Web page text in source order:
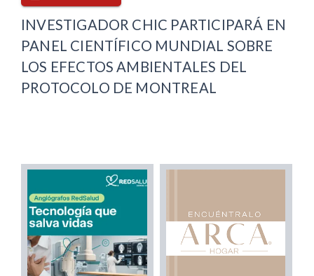
INVESTIGADOR CHIC PARTICIPARÁ EN
PANEL CIENTÍFICO MUNDIAL SOBRE
LOS EFECTOS AMBIENTALES DEL
PROTOCOLO DE MONTREAL